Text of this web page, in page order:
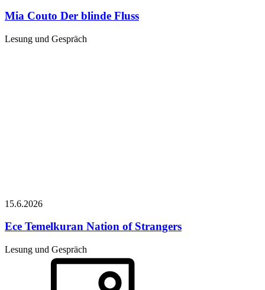
Mia Couto Der blinde Fluss
Lesung und Gespräch
15.6.2026
Ece Temelkuran Nation of Strangers
Lesung und Gespräch